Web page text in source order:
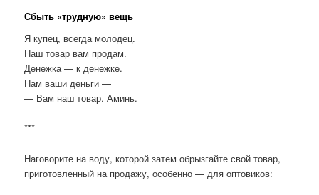
Сбыть «трудную» вещь
Я купец, всегда молодец.
Наш товар вам продам.
Денежка — к денежке.
Нам ваши деньги —
— Вам наш товар. Аминь.
***
Наговорите на воду, которой затем обрызгайте свой товар,
приготовленный на продажу, особенно — для оптовиков: